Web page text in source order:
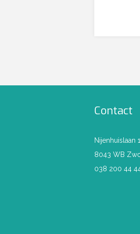
Contact
Nijenhuislaan
8043 WB
038 200 44